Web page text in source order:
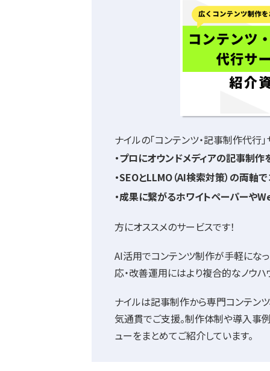
ナイルの「コンテンツ・記事制作代行
・プロにオウンドメディアの記事制
・SEOとLLMO（AI検索対策）の両軸
・成果に繋がるホワイトペーパーや
方にオススメのサービスです！
AI活用でコンテンツ制作が手軽にな
応・改善運用にはより複合的なノウハ
ナイルは記事制作から専門コンテン
気通貫でご支援。制作体制や導入事
ューをまとめてご紹介しています。